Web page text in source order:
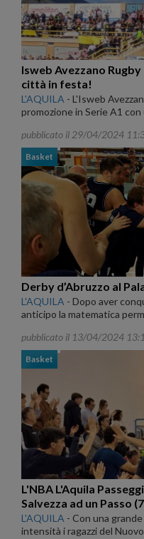
Isweb Avezzano
città in festa!
L'AQUILA - L'Isweb
promozione in Serie A1
pubblicato il 29/04/2024
Basket
Derby d’Abruzzo al
L'AQUILA - Dopo aver
anticipo la matematica
pubblicato il 13/04/2024
Basket
L'NBA L'Aquila
Salvezza ad un Passo
L'AQUILA - Con una
intensità i ragazzi del